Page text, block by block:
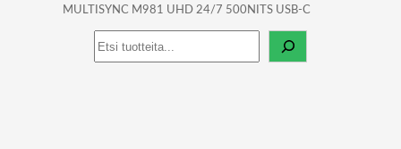
MULTISYNC M981 UHD 24/7 500NITS USB-C
Haku